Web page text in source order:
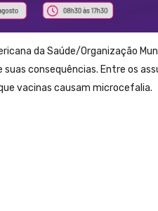
da Saúde/Organização
consequências. Entre os
vacinas causam microcefalia.